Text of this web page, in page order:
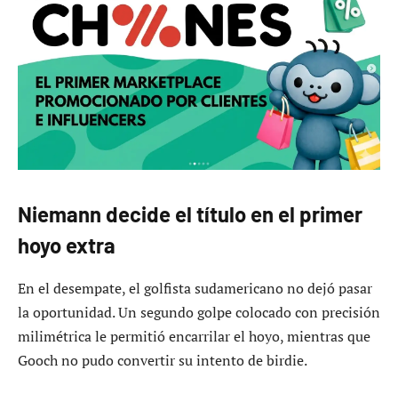
Niemann decide el título en el primer
hoyo extra
En el desempate, el golfista sudamericano no dejó pasar
la oportunidad. Un segundo golpe colocado con precisión
milimétrica le permitió encarrilar el hoyo, mientras que
Gooch no pudo convertir su intento de birdie.